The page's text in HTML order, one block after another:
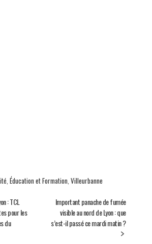
, Éducation et Formation, Villeurbanne
: TCL
pour les
du
Important panache de fumée
visible au nord de Lyon : que
s’est-il passé ce mardi matin ?